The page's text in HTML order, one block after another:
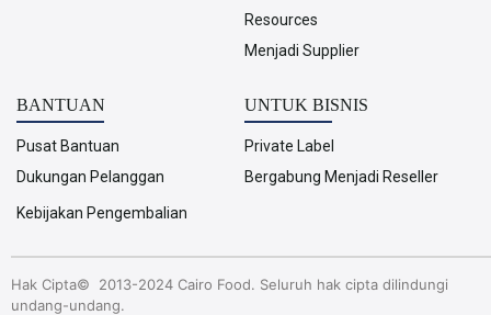
Resources
Menjadi Supplier
BANTUAN
Pusat Bantuan
Dukungan Pelanggan
Kebijakan Pengembalian
UNTUK BISNIS
Private Label
Bergabung Menjadi Reseller
Hak Cipta© 2013-2024 Cairo Food. Seluruh hak cipta dilindungi
undang-undang.